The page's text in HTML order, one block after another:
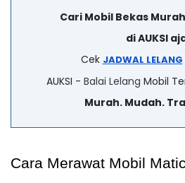
Cari Mobil Bekas
di AUKSI
Cek JADWAL LELANG
AUKSI - Balai Lelang Mobil
Murah. Mudah.
Cara Merawat Mobil Matic